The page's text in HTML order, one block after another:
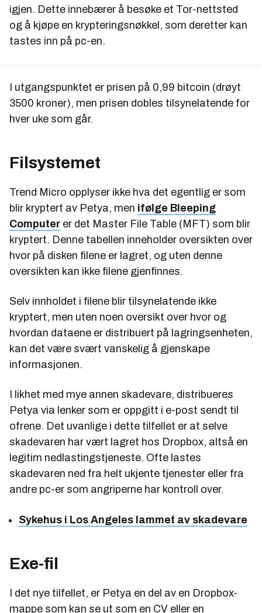
igjen. Dette innebærer å besøke et Tor-nettsted
og å kjøpe en krypteringsnøkkel, som deretter kan
tastes inn på pc-en.
I utgangspunktet er prisen på 0,99 bitcoin (drøyt
3500 kroner), men prisen dobles tilsynelatende for
hver uke som går.
Filsystemet
Trend Micro opplyser ikke hva det egentlig er som
blir kryptert av Petya, men ifølge Bleeping
Computer er det Master File Table (MFT) som blir
kryptert. Denne tabellen inneholder oversikten over
hvor på disken filene er lagret, og uten denne
oversikten kan ikke filene gjenfinnes.
Selv innholdet i filene blir tilsynelatende ikke
kryptert, men uten noen oversikt over hvor og
hvordan dataene er distribuert på lagringsenheten,
kan det være svært vanskelig å gjenskape
informasjonen.
I likhet med mye annen skadevare, distribueres
Petya via lenker som er oppgitt i e-post sendt til
ofrene. Det uvanlige i dette tilfellet er at selve
skadevaren har vært lagret hos Dropbox, altså en
legitim nedlastingstjeneste. Ofte lastes
skadevaren ned fra helt ukjente tjenester eller fra
andre pc-er som angriperne har kontroll over.
Sykehus i Los Angeles lammet av skadevare
Exe-fil
I det nye tilfellet, er Petya en del av en Dropbox-
mappe som kan se ut som en CV eller en